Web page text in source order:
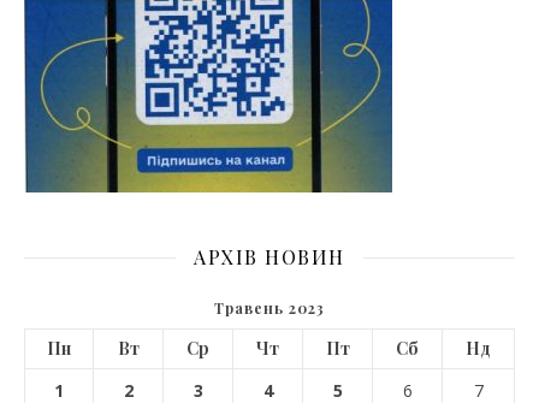
АРХІВ НОВИН
Травень 2023
Пн Вт Ср Чт Пт Сб
Нд
1
2 3 4 5 6
7